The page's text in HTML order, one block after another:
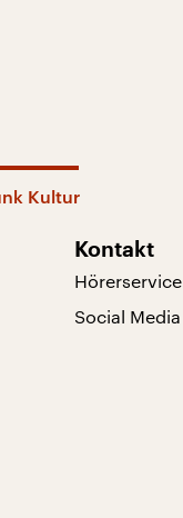
Kultur
Kontakt
Hörerservice
Social Media